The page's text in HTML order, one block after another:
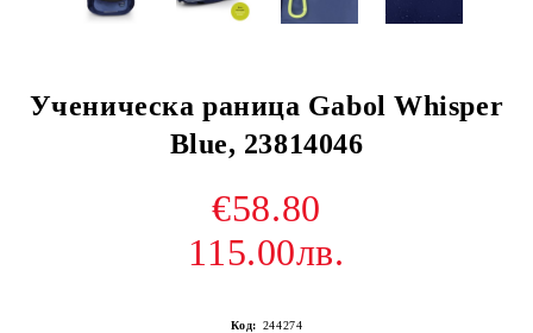
Ученическа раница Gabol Whisper
Blue, 23814046
€58.80
115.00лв.
Код: 244274